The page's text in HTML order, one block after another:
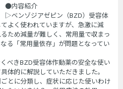
●内容紹介
▷ベンゾジアゼピン（BZD）受容体
よく使われていますが、急激に減
ため減量が難しく、常用量で収まっ
る「常用量依存」が問題となってい
べきBZD受容体作動薬の安全な使い
体的に解説していただきました。
とに分類し、症状に応じた使いわけ